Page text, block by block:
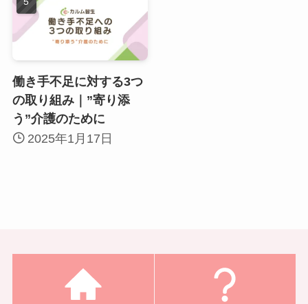
働き手不足に対する3つ
の取り組み｜”寄り添
う”介護のために
2025年1月17日